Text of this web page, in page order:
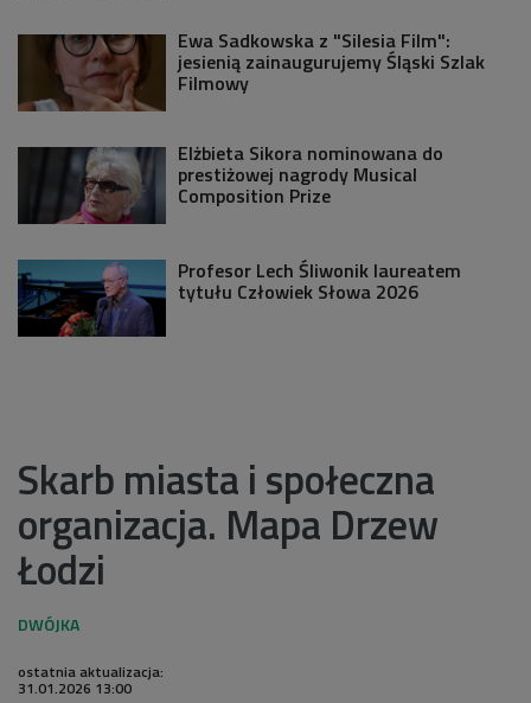
Ewa Sadkowska z "Silesia Film":
jesienią zainaugurujemy Śląski Szlak
Filmowy
Elżbieta Sikora nominowana do
prestiżowej nagrody Musical
Composition Prize
Profesor Lech Śliwonik laureatem
tytułu Człowiek Słowa 2026
Skarb miasta i społeczna
organizacja. Mapa Drzew
Łodzi
ostatnia aktualizacja:
31.01.2026 13:00